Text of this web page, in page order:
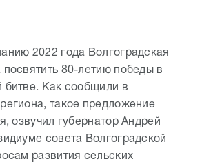
2022 года Волгоградская
80-летию победы в
битве. Как сообщили в
такое предложение
озвучил губернатор Андрей
совета Волгоградской
развития сельских